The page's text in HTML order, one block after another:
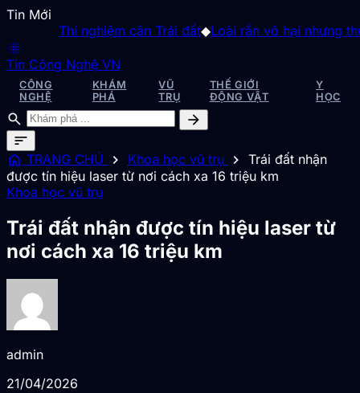
Tin Mới
Thí nghiệm cân Trái đất ◆Loài rắn vô hại nhưng
blur_on
Tin Công Nghệ VN
CÔNG
NGHỆ
KHÁM
PHÁ
VŨ
TRỤ
THẾ GIỚI
ĐỘNG VẬT
Y
HỌC
search
arrow_forward
sort
home TRANG CHỦ chevron_right Khoa học vũ trụ chevron_right Trái đất nhận
được tín hiệu laser từ nơi cách xa 16 triệu km
Khoa học vũ trụ
Trái đất nhận được tín hiệu laser từ
nơi cách xa 16 triệu km
admin
21/04/2026